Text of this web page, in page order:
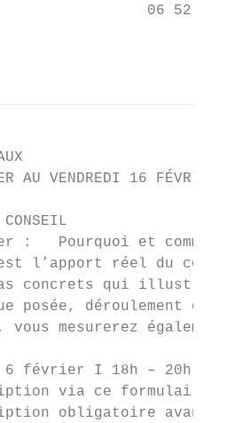
06 52 31
AU VENDREDI 16 FÉVRIER
CONSEIL
:   Pourquoi et
l’apport réel du
concrets qui
posée, déroulement de
vous mesurerez
février I 18h – 20h I
via ce formulaire
obligatoire avant